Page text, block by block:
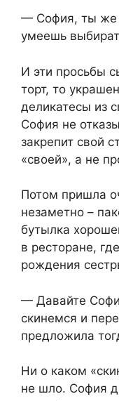
— София, ты же
умеешь
И эти просьбы
торт, то
деликатесы из
София не
закрепит свой
«своей», а не
Потом пришла
незаметно –
бутылка
в ресторане,
рождения
— Давайте
скинемся и
предложила
Ни о каком
не шло. София